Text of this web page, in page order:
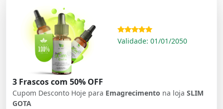
Validade: 01/01/2050
3 Frascos com 50% OFF
Cupom Desconto Hoje para Emagrecimento na loja SLIM
GOTA